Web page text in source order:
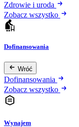
Zdrowie i uroda
Zobacz wszystko
Dofinansowania
Wróć
Dofinansowania
Zobacz wszystko
Wynajem